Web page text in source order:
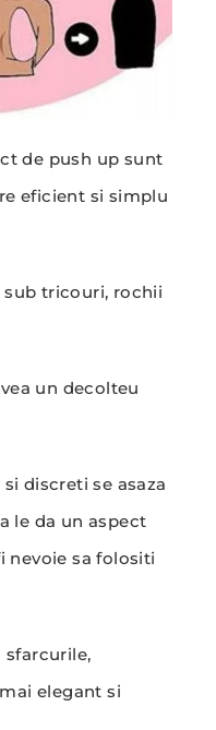
de push up sunt
eficient si simplu
sub tricouri, rochii
un decolteu
discreti se asaza
le da un aspect
nevoie sa folositi
sfarcurile,
elegant si